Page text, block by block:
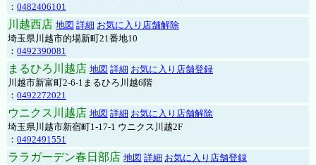
： 0482406101
川越西店 地図 詳細 お気に入り店舗解除
埼玉県川越市的場新町21番地10
： 0492390081
まるひろ川越店 地図 詳細 お気に入り店舗登録
川越市新富町2-6-1まるひろ川越6階
： 0492272021
ウニクス川越店 地図 詳細 お気に入り店舗解除
埼玉県川越市新宿町1-17-1 ウニクス川越2F
： 0492491551
ララガーデン春日部店 地図 詳細 お気に入り店舗登録